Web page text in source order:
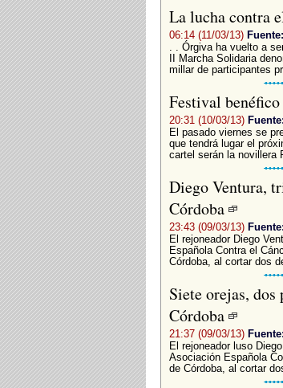
La lucha contra
06:14 (11/03/13)
. . Órgiva ha vuelto a
II Marcha Solidaria
millar de participantes
Festival
20:31 (10/03/13)
El pasado viernes se
que tendrá lugar el
cartel serán la novillera
Diego Ventura,
Córdoba
23:43 (09/03/13)
El rejoneador Diego
Española Contra el
Córdoba, al cortar dos
Siete orejas,
Córdoba
21:37 (09/03/13)
El rejoneador luso
Asociación Española
de Córdoba, al cortar